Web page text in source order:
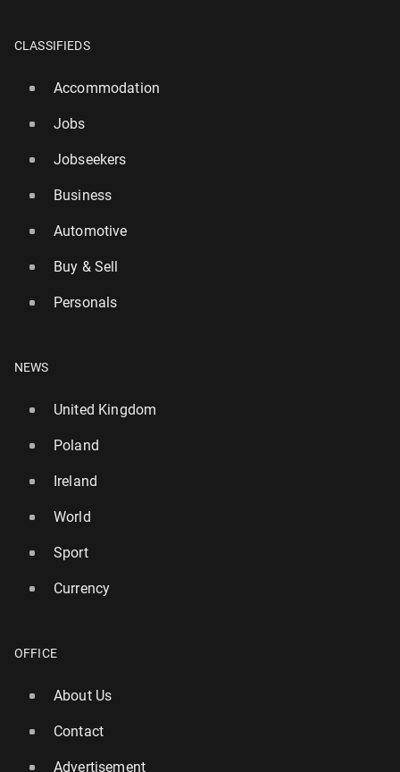
CLASSIFIEDS
Accommodation
Jobs
Jobseekers
Business
Automotive
Buy & Sell
Personals
NEWS
United Kingdom
Poland
Ireland
World
Sport
Currency
OFFICE
About Us
Contact
Advertisement